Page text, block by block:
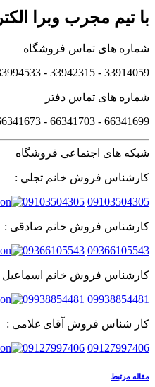
با تیم مجرب وبرا
شماره های تماس فروشگاه
33914059 - 33942315 - 33994533 - 33901836 - 33999160-3 ​
شماره های تماس دفتر
66341699 - 66341703 - 66341673 - 66341743
شبکه های اجتماعی فروشگاه
کارشناس فروش خانم تجلی :
09103504305
09103504305
کارشناس فروش خانم صادقی :
09366105543
09366105543
کارشناس فروش خانم اسماعیل
09938854481
09938854481
کار شناس فروش آقای غلامی :
09127997406
09127997406
مقاله مرتبط